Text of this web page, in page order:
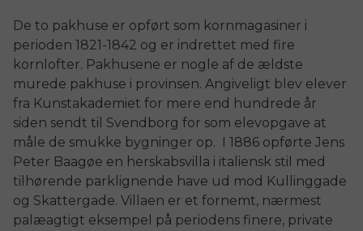
De to pakhuse er opført som kornmagasiner i
perioden 1821-1842 og er indrettet med fire
kornlofter. Pakhusene er nogle af de ældste
murede pakhuse i provinsen. Angiveligt blev elever
fra Kunstakademiet for mere end hundrede år
siden sendt til Svendborg for som elevopgave at
måle de smukke bygninger op. I 1886 opførte Jens
Peter Baagøe en herskabsvilla i italiensk stil med
tilhørende parklignende have ud mod Kullinggade
og Skattergade. Villaen er et fornemt, nærmest
palæagtigt eksempel på periodens finere, private